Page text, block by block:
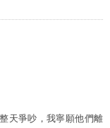
天爭吵，我寧願他們離